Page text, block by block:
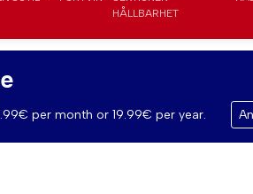
HÅLLBARHET
per month or 19.99€ per year.